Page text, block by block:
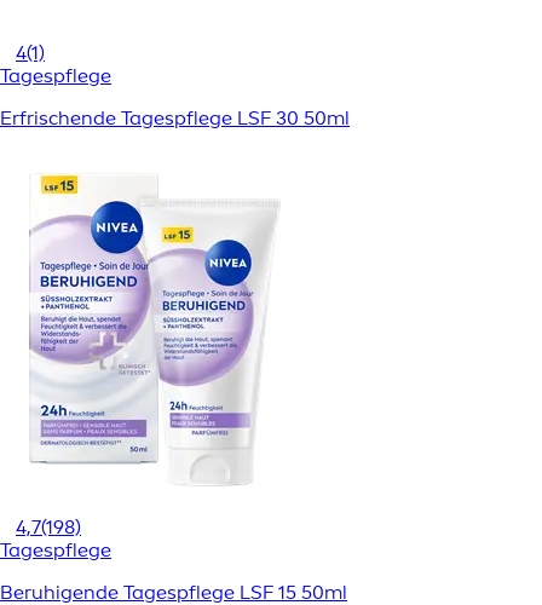
4(1)
Tagespflege
Erfrischende Tagespflege LSF 30 50ml
4,7(198)
Tagespflege
Beruhigende Tagespflege LSF 15 50ml